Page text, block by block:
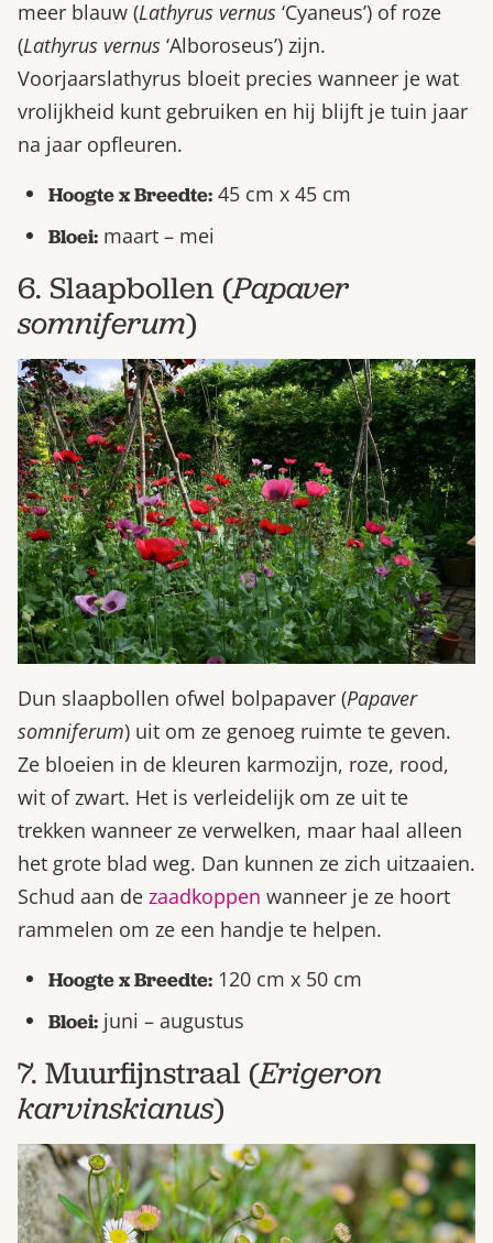
meer blauw (Lathyrus vernus ‘Cyaneus’) of roze
(Lathyrus vernus ‘Alboroseus’) zijn.
Voorjaarslathyrus bloeit precies wanneer je wat
vrolijkheid kunt gebruiken en hij blijft je tuin jaar
na jaar opfleuren.
Hoogte x Breedte: 45 cm x 45 cm
Bloei: maart – mei
6. Slaapbollen (Papaver
somniferum)
Dun slaapbollen ofwel bolpapaver (Papaver
somniferum) uit om ze genoeg ruimte te geven.
Ze bloeien in de kleuren karmozijn, roze, rood,
wit of zwart. Het is verleidelijk om ze uit te
trekken wanneer ze verwelken, maar haal alleen
het grote blad weg. Dan kunnen ze zich uitzaaien.
Schud aan de zaadkoppen wanneer je ze hoort
rammelen om ze een handje te helpen.
Hoogte x Breedte: 120 cm x 50 cm
Bloei: juni – augustus
7. Muurfijnstraal (Erigeron
karvinskianus)